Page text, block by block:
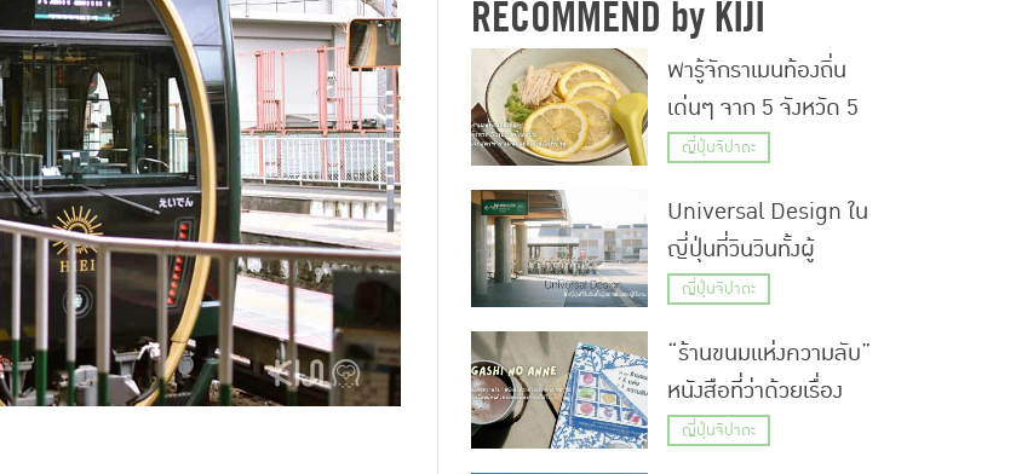
RECOMMEND by KIJI
พารู้จักราเมนท้องถิ่น
เด่นๆ จาก 5 จังหวัด 5
ภูมิภาคในญี่ปุ่น พร้อม
ฮิตกินเองที่บ้าน
ญี่ปุ่นจิปาถะ
Universal Design ใน
ญี่ปุ่นที่วินวินทั้งผู้
ออกแบบและผู้ใช้งาน
ญี่ปุ่นจิปาถะ
“ร้านขนมแห่งความลับ”
หนังสือที่ว่าด้วยเรื่อง
ขนมวากาชิ ที่ปลอบ
ญี่ปุ่นจิปาถะ